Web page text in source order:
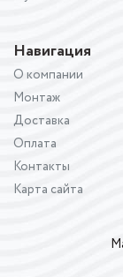
Навигация
О компании
Монтаж
Доставка
Оплата
Контакты
Карта сайта